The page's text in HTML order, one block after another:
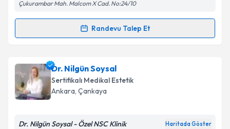
Kişisel verilerimin işlenmesine ilişkin
Metni'ni okudum ve kişisel verilerimin belirtilen
Takvim Talebini Gönder
Çukurambar Mah. Malcom X Cad. No:24/10
Randevu Talep Et
Randevu Takvimi Talebi
Dr. Şevki Kebabcıoğluiçin randevu takvimi talebi
oluşturun. Size bu uzmandan randevu almanız için bir
takvim hazırlandığında e-posta ile bilgilendireceğiz.
Dr. Nilgün Soysal
Sertifikalı Medikal Estetik
Ankara, Çankaya
Dr. Nilgün Soysal - Özel NSC Klinik Haritada Göster